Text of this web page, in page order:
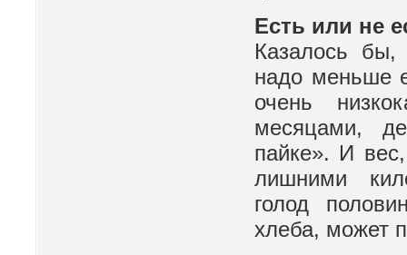
Есть или не
Казалось
надо меньше
очень
месяцами,
пайке». И
лишними
голод
хлеба, может